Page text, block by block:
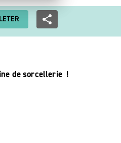
de sorcellerie !